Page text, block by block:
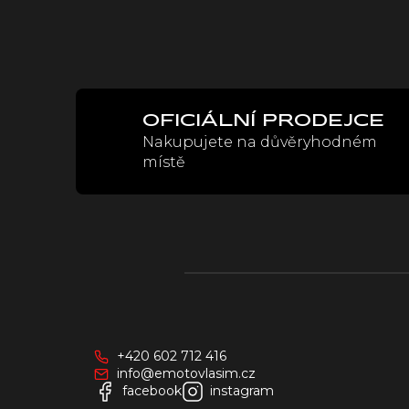
OFICIÁLNÍ PRODEJCE
Nakupujete na důvěryhodném
místě
+420 602 712 416
info@emotovlasim.cz
facebook
instagram